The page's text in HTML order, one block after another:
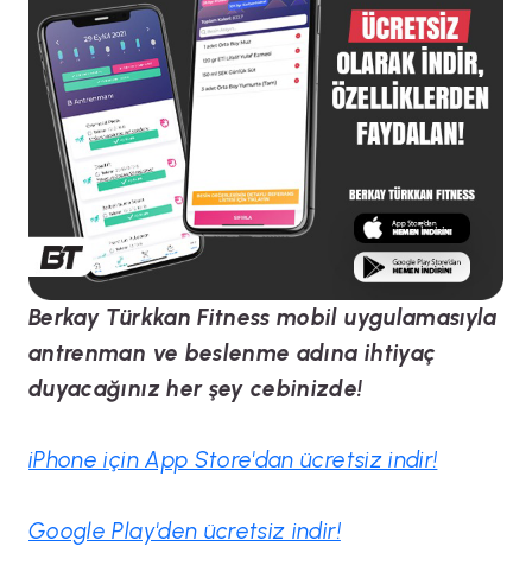
Berkay Türkkan Fitness mobil uygulamasıyla
antrenman ve beslenme adına ihtiyaç
duyacağınız her şey cebinizde!
iPhone için App Store'dan ücretsiz indir!
Google Play'den ücretsiz indir!